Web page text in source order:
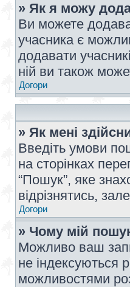
» Як я можу
Ви можете
учасника є
додавати
ній ви також
Догори
» Як мені
Введіть умови
на сторінках
“Пошук”, яке
відрізнятись,
Догори
» Чому мій
Можливо ваш
не індексуються
можливостями